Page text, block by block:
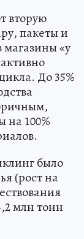
вторую
пакеты и
«у
До 35%
на 100%
было
(рост на
млн тонн